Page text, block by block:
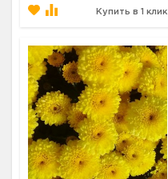
Купить в 1 клик